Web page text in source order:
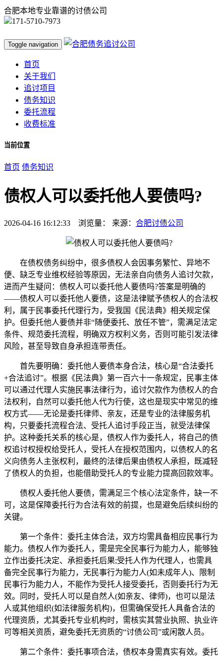
合肥本地专业靠谱的讨债公司
171-5710-7973
Toggle navigation
首页
关于我们
追讨项目
债务知识
委托流程
收费标准
当前位置
首页 债务知识
债权人可以委托他人要债吗?
2026-04-16 16:12:33 浏览量： 来源： 合肥讨债公司
在债权债务纠纷中，很多债权人会因事务繁忙、异地不
便、缺乏专业维权经验等原因，无法亲自向债务人追讨欠款，
进而产生疑问：债权人可以委托他人要债吗?答案是明确的
——债权人可以委托他人要债，这是法律赋予债权人的合法权
利，属于民事委托代理行为，受我国《民法典》相关规定保
护。但委托他人要债并非“随便委托、放任不管”，需满足法定
条件、规范委托流程，明确双方权利义务，否则可能引发法律
风险，甚至导致自身承担连带责任。
首先要明确：委托他人要债本身合法，核心是“合法委托
+合法追讨”。根据《民法典》第一百六十一条规定，民事主体
可以通过代理人实施民事法律行为，追讨欠款作为债权人的合
法权利，自然可以委托他人代为行使，这也是现实中常见的维
权方式——无论是委托律师、亲友，还是专业的法律服务机
构，只要委托流程合法、受托人追讨手段正当，就受法律保
护。这种委托关系的核心是，债权人作为委托人，将自己的债
权追讨权授权给受托人，受托人在授权范围内，以债权人的名
义向债务人主张权利，最终的法律后果由债权人承担，既减轻
了债权人的负担，也能借助受托人的专业能力提高回款效率。
债权人委托他人要债，需满足三个核心法定条件，缺一不
可，这是保障委托行为合法有效的前提，也是避免后续纠纷的
关键。
第一个条件：委托主体合法，双方均需具备相应民事行为
能力。债权人作为委托人，需是完全民事行为能力人，能够独
立作出委托决定、承担委托后果;受托人作为代理人，也需具
备完全民事行为能力，无民事行为能力人(如未成年人)、限制
民事行为能力人，不能作为受托人接受委托，否则委托行为无
效。同时，受托人可以是自然人(如亲友、律师)，也可以是法
人或其他组织(如法律服务机构)，但需确保受托人具备合法的
代理资质，尤其委托专业机构时，需核实其营业执照、执业许
可等相关资质，避免委托无资质的“讨债公司”或闲散人员。
第二个条件：委托事项合法，债权本身需真实有效。委托